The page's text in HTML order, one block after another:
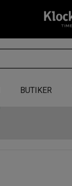
BUTIKER